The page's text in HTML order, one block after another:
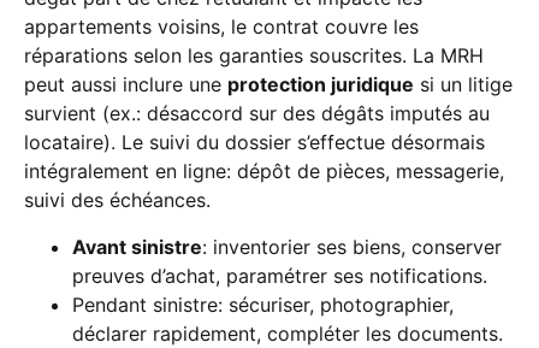
appartements voisins, le contrat couvre les
réparations selon les garanties souscrites. La MRH
peut aussi inclure une protection juridique si un litige
survient (ex.: désaccord sur des dégâts imputés au
locataire). Le suivi du dossier s’effectue désormais
intégralement en ligne: dépôt de pièces, messagerie,
suivi des échéances.
Avant sinistre: inventorier ses biens, conserver
preuves d’achat, paramétrer ses notifications.
Pendant sinistre: sécuriser, photographier,
déclarer rapidement, compléter les documents.